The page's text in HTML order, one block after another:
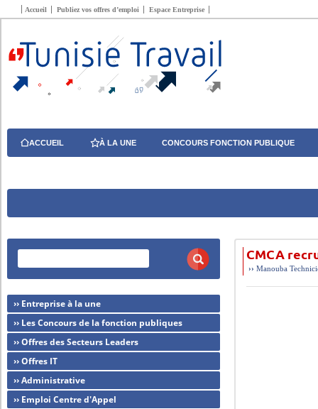
Accueil Publiez vos offres d’emploi Espace Entreprise
ACCUEIL À LA UNE CONCOURS FONCTION PUBLIQUE
CMCA
››Manouba
›› Entreprise à la une
›› Les Concours de la fonction publiques
›› Offres des Secteurs Leaders
›› Offres IT
›› Administrative
›› Emploi Centre d'Appel